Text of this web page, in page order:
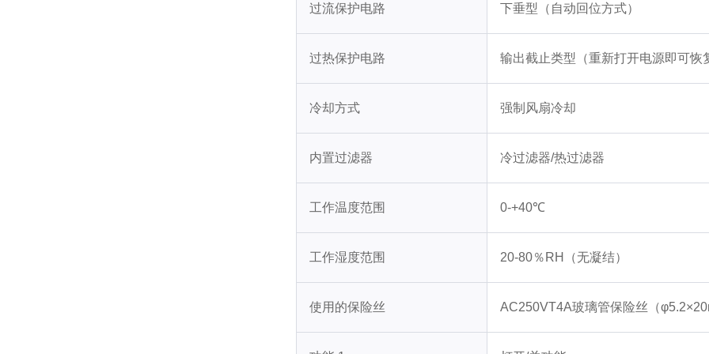
过流保护电路 下垂型（自动回位方式）
过热保护电路 输出截止类型（重新打开电源即可恢
冷却方式 强制风扇冷却
内置过滤器 冷过滤器/热过滤器
工作温度范围 0-+40℃
工作湿度范围 20-80％RH（无凝结）
使用的保险丝 AC250VT4A玻璃管保险丝（